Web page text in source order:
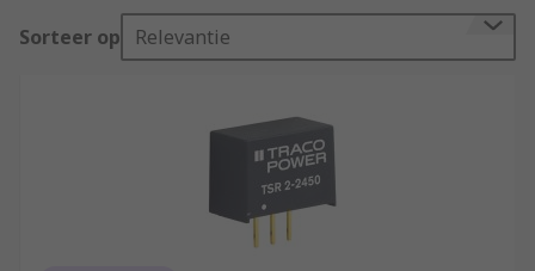
What are switching regulators used for?
devices that are battery powered. They can
prevent short circuits and ensure over voltage
and under voltage protection. Switching
regulators protect electronic systems from over
current and over temperature damage.
Sorteer op Relevantie